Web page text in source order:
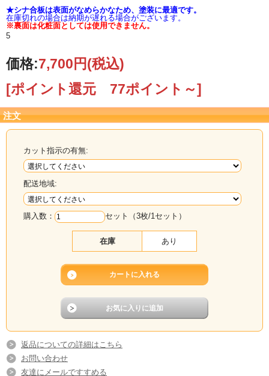
真面目なカット担当職人からは、 「実寸は、596×896mmです。」
当店でカットした商品です。
孔の位置のバランスを優先してカットいたしますので、各々の孔の位置や板のサ
イズに数ミリの誤差が出る場合もございます。
ご理解の上、ご購入下さい。
こちらの商品は3枚で1セットでの販
★シナ合板は表面がなめらかなため、塗装に最適です。
在庫切れの場合は納期が遅れる場合がございます。
※裏面は化粧面としては使用できません。
5
価格:7,700円(税込)
[ポイント還元 77ポイント～]
注文
カット指示の有無:
配送地域:
購入数： セット（3枚/1セット）
在庫 あり
返品についての詳細はこちら
お問い合わせ
友達にメールですすめる